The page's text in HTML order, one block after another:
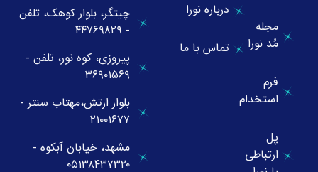
مجله
مُد نورا
فرم
استخدام
پل
ارتباطی
درباره نورا
تماس با ما
چیتگر، بلوار کوهک، تلفن
- ۴۴۷۶۹۸۲۹
پیروزی، کوه نور، تلفن -
۳۶۹۰۱۵۶۹
بلوار ارتش،مهتاب سنتر -
۲۱۰۰۱۶۷۷
مشهد، خیابان آبکوه -
۰۵۱۳۸۴۳۷۳۲۰